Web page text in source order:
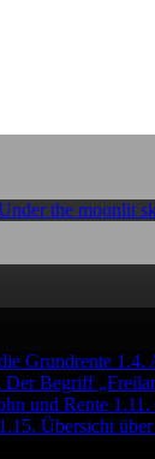
the moonlit
Grundrente 1.4.
Der Begriff
und Rente
1.15. Übersicht